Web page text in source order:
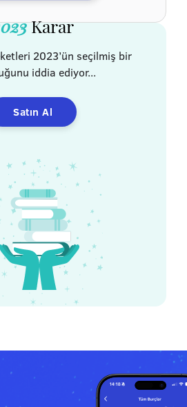
Karar
2023’ün seçilmiş bir
iddia ediyor...
Satın Al